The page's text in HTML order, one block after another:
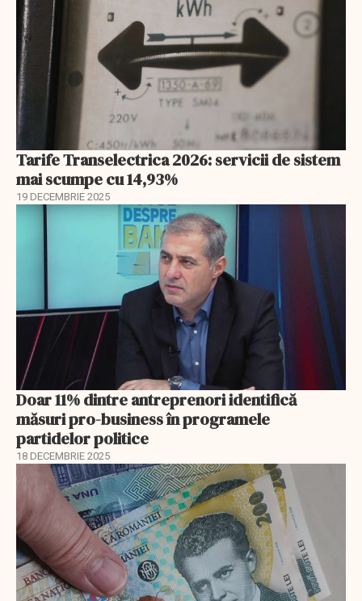
Tarife Transelectrica 2026: servicii de sistem
mai scumpe cu 14,93%
19 DECEMBRIE 2025
Doar 11% dintre antreprenori identifică
măsuri pro-business în programele
partidelor politice
18 DECEMBRIE 2025